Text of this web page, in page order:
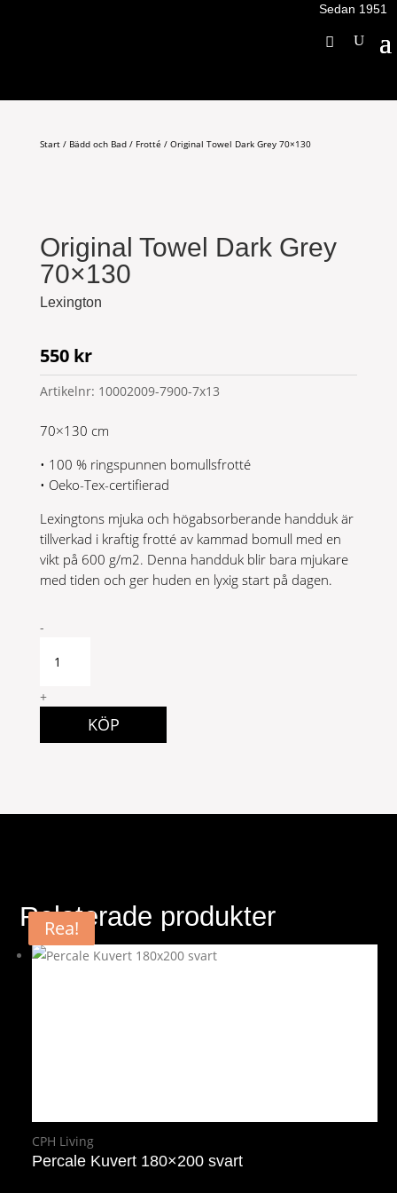
Sedan 1951
Start/ Bädd och Bad/ Frotté / Original Towel Dark Grey 70×130
Original Towel Dark Grey
70×130
Lexington
550 kr
Artikelnr: 10002009-7900-7x13
70×130 cm
• 100 % ringspunnen bomullsfrotté
• Oeko-Tex-certifierad
Lexingtons mjuka och högabsorberande handduk är
tillverkad i kraftig frotté av kammad bomull med en
vikt på 600 g/m2. Denna handduk blir bara mjukare
med tiden och ger huden en lyxig start på dagen.
Original
Dark
70x130
-
+
KÖP
Relaterade produkter
Rea!
CPH Living
Percale Kuvert 180×200 svart
Rea!